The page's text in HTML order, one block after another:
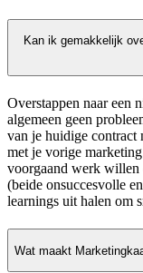
Kan ik gemakkelijk
Overstappen naar een
algemeen geen
van je huidige contract
met je vorige
voorgaand werk willen
(beide onsuccesvolle
learnings uit halen om
Wat maakt